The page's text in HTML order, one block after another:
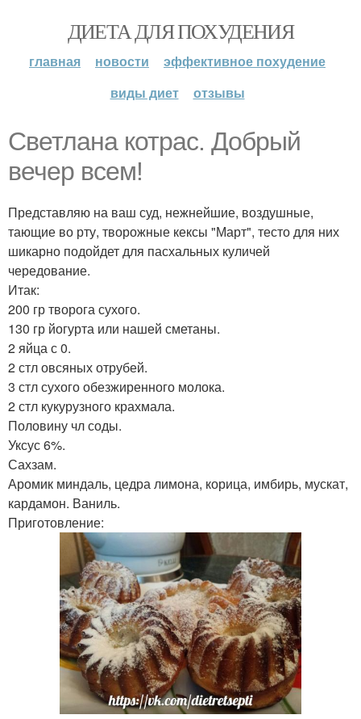
ДИЕТА ДЛЯ ПОХУДЕНИЯ
главная новости
эффективное похудение
виды диет
отзывы
Светлана котрас. Добрый
вечер всем!
Представляю на ваш суд, нежнейшие, воздушные,
тающие во рту, творожные кексы "Март", тесто для них
шикарно подойдет для пасхальных куличей
чередование.
Итак:
200 гр творога сухого.
130 гр йогурта или нашей сметаны.
2 яйца с 0.
2 стл овсяных отрубей.
3 стл сухого обезжиренного молока.
2 стл кукурузного крахмала.
Половину чл соды.
Уксус 6%.
Сахзам.
Аромик миндаль, цедра лимона, корица, имбирь, мускат,
кардамон. Ваниль.
Приготовление: